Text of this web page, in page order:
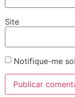
Site
Notifique-me